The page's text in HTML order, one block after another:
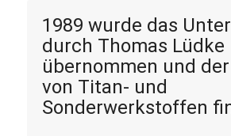
1989 wurde das
durch Thomas Lüdke
übernommen und
von Titan- und
Sonderwerkstoffen